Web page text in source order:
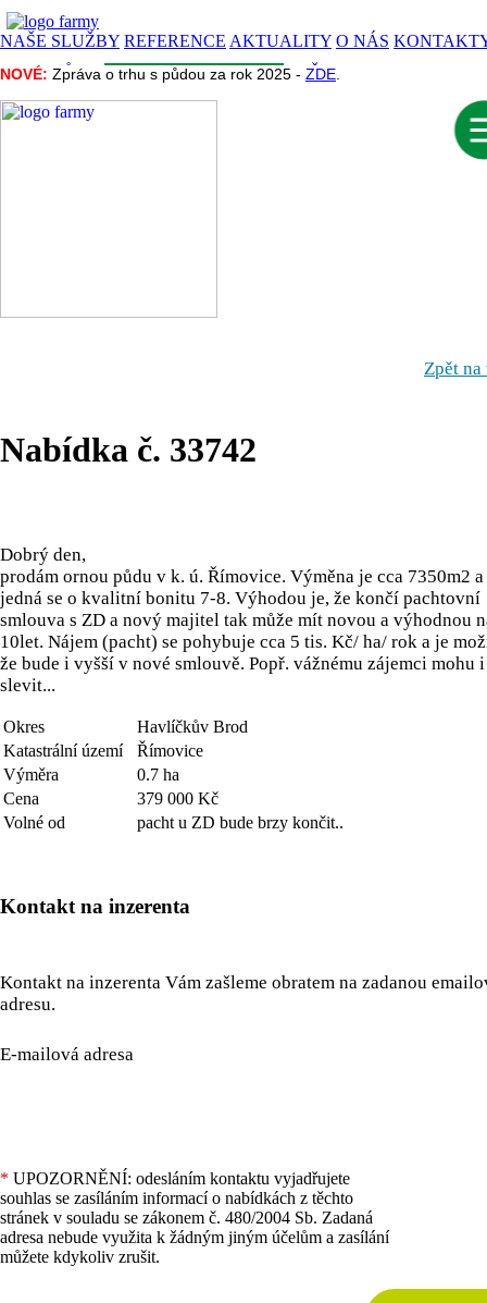
NAŠE SLUŽBY REFERENCE AKTUALITY O NÁS
NOVÉ: Zpráva o trhu s půdou za rok 2025 - ZDE
CENA PŮDY INZERCEINFORMACENAŠE PROJEKTY
NOVÉ: Zpráva o trhu s půdou za rok 2025 - ZDE
Zpět
Nabídka č. 33742
Dobrý den,
prodám ornou půdu v k. ú. Římovice. Výměna je cca 7350m2 a
jedná se o kvalitní bonitu 7-8. Výhodou je, že končí pachtovní
smlouva s ZD a nový majitel tak může mít novou a výhodnou
10let. Nájem (pacht) se pohybuje cca 5 tis. Kč/ ha/ rok a je
že bude i vyšší v nové smlouvě. Popř. vážnému zájemci mohu i
slevit...
Okres
Havlíčkův Brod
Katastrální území
Římovice
Výměra
0.7 ha
Cena
379 000 Kč
Volné od
pacht u ZD bude brzy končit..
Kontakt na inzerenta
Kontakt na inzerenta Vám zašleme obratem na zadanou
adresu.
E-mailová adresa
* UPOZORNĚNÍ: odesláním kontaktu vyjadřujete
souhlas se zasíláním informací o nabídkách z těchto
stránek v souladu se zákonem č. 480/2004 Sb. Zadaná
adresa nebude využita k žádným jiným účelům a zasílání
můžete kdykoliv zrušit.